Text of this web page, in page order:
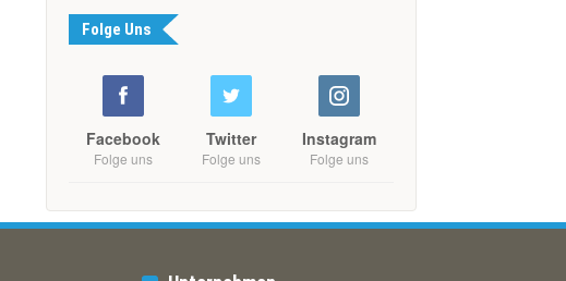
Folge Uns
Facebook
Folge uns
Twitter
Folge uns
Instagram
Folge uns